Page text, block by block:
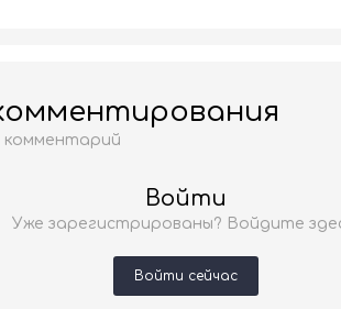
комментарий
Войти
Уже зарегистрированы? Войдите
Войти сейчас